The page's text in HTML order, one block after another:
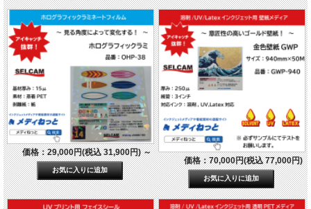
価格：29,000円(税込 31,900円)～
価格：70,000円(税込 77,000円)